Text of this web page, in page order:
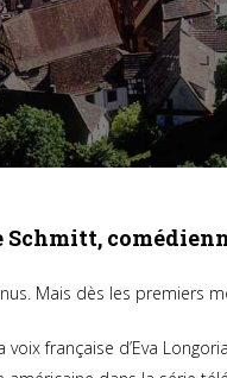
Mais dès les premiers
française d’Eva